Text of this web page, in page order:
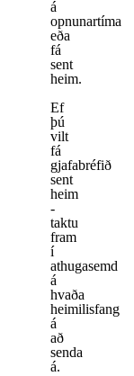
á
opnunartíma
eða
fá
sent
heim.
Ef
þú
vilt
fá
gjafabréfið
sent
heim
-
taktu
fram
í
athugasemd
á
hvaða
heimilisfang
á
að
senda
á.